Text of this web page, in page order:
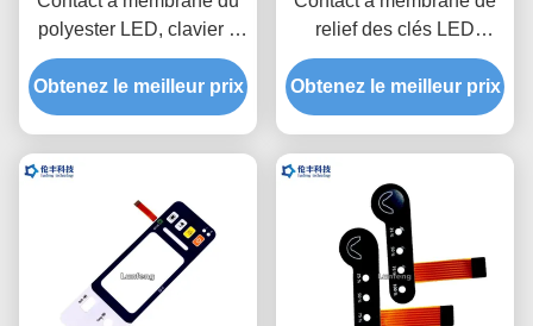
polyester LED, clavier à
membrane fait sur
commande de circuit
flexible
Obtenez le meilleur prix
relief des clés LED
d'ANIMAL FAMILIER,
clavier numérique fait sur
commande de membrane
Obtenez le meilleur prix